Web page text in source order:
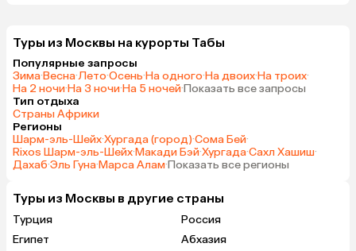
Туры из Москвы на курорты Табы
Популярные запросы
Зима·Весна·Лето·Осень·На одного·На двоих·На троих·
На 2 ночи·На 3 ночи·На 5 ночей·Показать все запросы
Тип отдыха
Страны Африки
Регионы
Шарм-эль-Шейх·Хургада (город)·Сома Бей·
Rixos Шарм-эль-Шейх·Макади Бэй·Хургада·Сахл Хашиш·
Дахаб·Эль Гуна·Марса Алам·Показать все регионы
Туры из Москвы в другие страны
Турция
Россия
Египет
Абхазия